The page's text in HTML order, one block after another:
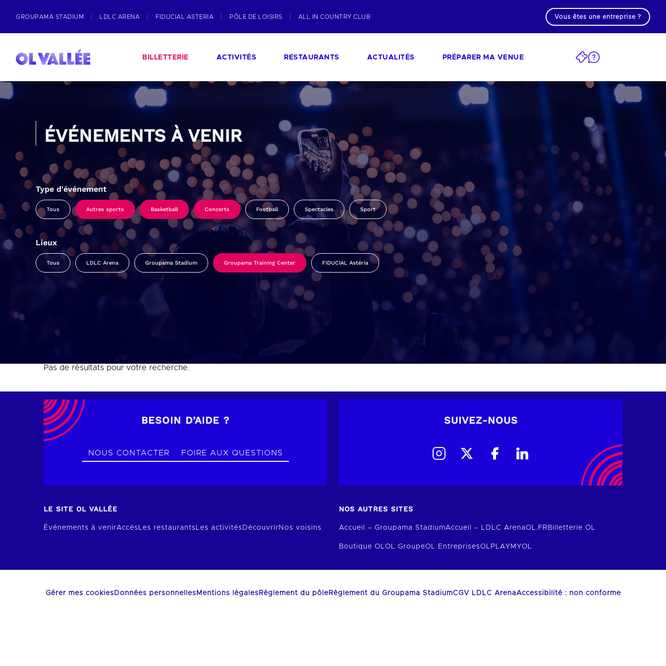
GROUPAMA STADIUM LDLC ARENA FIDUCIAL ASTERIA PÔLE DE LOISIRS ALL IN COUNTRY CLUB Vous êtes une entreprise ?
BILLETTERIE ACTIVITÉS RESTAURANTS ACTUALITÉS PRÉPARER MA VENUE
ÉVÉNEMENTS À VENIR
Type d'événement
Tous Autres sports Basketball Concerts Football Spectacles Sport
Lieux
Tous LDLC Arena Groupama Stadium Groupama Training Center FIDUCIAL Astéria
Pas de résultats pour votre recherche.
BESOIN D’AIDE ?
NOUS CONTACTER FOIRE AUX QUESTIONS
SUIVEZ-NOUS
LE SITE OL VALLÉE
Événements à venirAccèsLes restaurantsLes activités Découvrir Nos voisins
NOS AUTRES SITES
Accueil – Groupama StadiumAccueil – LDLC ArenaOL.FR Billetterie OL
Boutique OLOL GroupeOL EntreprisesOLPLAY MYOL
Gérer mes cookies Données personnelles Mentions légales Règlement du pôleRèglement du Groupama StadiumCGV LDLC ArenaAccessibilité : non conforme